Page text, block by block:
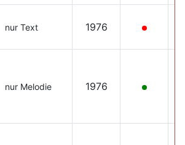
nur Text 1976
nur Melodie 1976